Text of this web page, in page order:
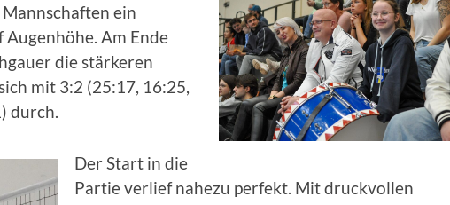
ein
Am Ende
die stärkeren
mit 3:2 (25:17, 16:25,
durch.
Der Start in die
Partie verlief nahezu perfekt. Mit druckvollen